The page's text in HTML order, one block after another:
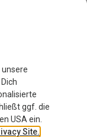
unsere
ggf. die
USA ein.
Site.